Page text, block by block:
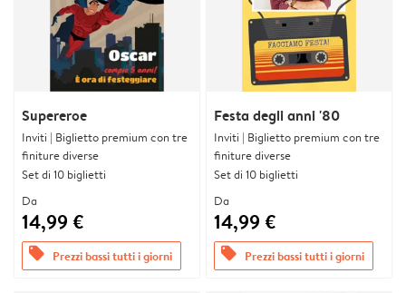
Supereroe
Inviti | Biglietto premium con tre
finiture diverse
Set di 10 biglietti
Da
14,99 €
offers Prezzi bassi tutti i giorni
Festa degli anni '80
Inviti | Biglietto premium con tre
finiture diverse
Set di 10 biglietti
Da
14,99 €
offers Prezzi bassi tutti i giorni